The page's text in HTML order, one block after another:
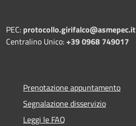
PEC: protocollo.girifalco@asmepec.it
Centralino Unico:+39 0968 749017
Prenotazione appuntamento
Segnalazione disservizio
Leggi le FAQ